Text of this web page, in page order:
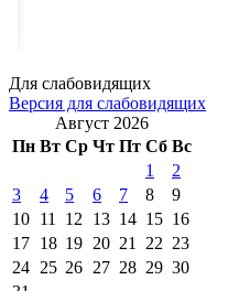
Для слабовидящих
Версия для слабовидящих
Август 2026
Пн Вт Ср Чт Пт Сб Вс
1
2
3
4 5 6 7 8
9
10 11 12 13 14 15 16
17 18 19 20 21 22 23
24 25 26 27 28 29 30